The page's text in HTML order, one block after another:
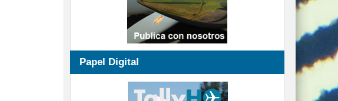
Papel Digital